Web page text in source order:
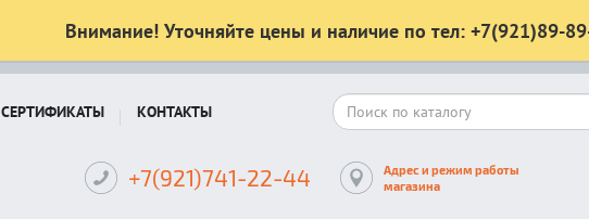
Внимание! Уточняйте цены и наличие по тел: +7(921)89-
СЕРТИФИКАТЫ КОНТАКТЫ
+7(921)741-22-44
Адрес и режим работы
магазина